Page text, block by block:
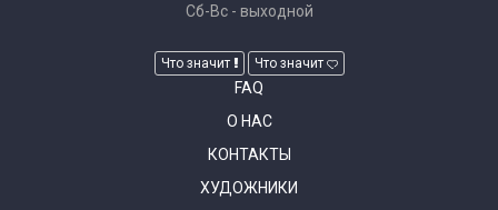
Сб-Вс - выходной
Что значит Что значит
FAQ
О НАС
КОНТАКТЫ
ХУДОЖНИКИ